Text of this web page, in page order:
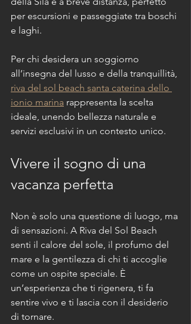
per escursioni e passeggiate tra boschi
e laghi.
Per chi desidera un soggiorno
all’insegna del lusso e della tranquillità,
riva del sol beach santa caterina dello
ionio marina rappresenta la scelta
ideale, unendo bellezza naturale e
servizi esclusivi in un contesto unico.
Vivere il sogno di una
vacanza perfetta
Non è solo una questione di luogo, ma
di sensazioni. A Riva del Sol Beach
senti il calore del sole, il profumo del
mare e la gentilezza di chi ti accoglie
come un ospite speciale. È
un’esperienza che ti rigenera, ti fa
sentire vivo e ti lascia con il desiderio
di tornare.